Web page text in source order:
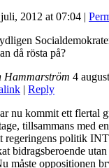
2012 at 07:04 |
då rösta på?
Hammarström 4
| Reply
nu kommit ett flertal
tillsammans med
regeringens politik
bidragsberoende
måste oppositionen